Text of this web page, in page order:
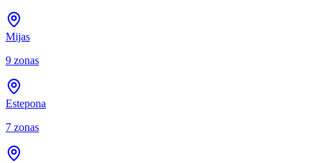
Mijas
9 zonas
Estepona
7 zonas